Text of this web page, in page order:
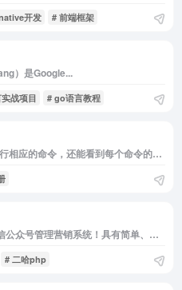
开发 # 前端框架
）是Google...
战项目 # go语言教程
Git互动教程是在沙盒里你能执行相应的命令，还能看到每个命令的执行情况； 通过一系列刺激的关卡挑战，逐步深入的学习 Git 的强大功能，在这个过程中你可能还会发现一些有意思的事情。
RhaPHP是一款免费开源的微信公众号管理营销系统！具有简单、易用、灵活快速开发的系统。支持多平台、支持移动端管理公众号，欢迎使用。
# 二哈php